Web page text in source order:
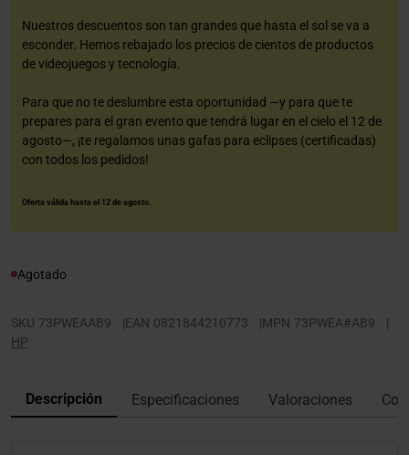
Nuestros descuentos son tan grandes que hasta el sol se va a
esconder. Hemos rebajado los precios de cientos de productos
de videojuegos y tecnología.
Para que no te deslumbre esta oportunidad —y para que te
prepares para el gran evento que tendrá lugar en el cielo el 12 de
agosto—, ¡te regalamos unas gafas para eclipses (certificadas)
con todos los pedidos!
Oferta válida hasta el 12 de agosto.
Agotado
SKU 73PWEAAB9 |EAN 0821844210773 |MPN 73PWEA#AB9
|
HP
Descripción Especificaciones Valoraciones